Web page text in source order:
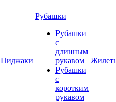
Пиджаки
Рубашки
Рубашки
с
длинным
рукавом
Рубашки
с
коротким
рукавом